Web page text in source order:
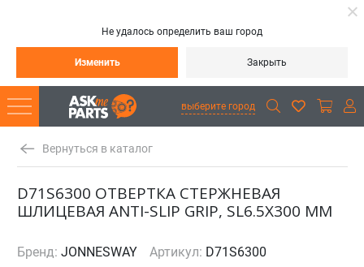
Не удалось определить ваш город
Изменить Закрыть
выберите город
Вернуться в каталог
D71S6300 ОТВЕРТКА СТЕРЖНЕВАЯ
ШЛИЦЕВАЯ ANTI-SLIP GRIP, SL6.5Х300 ММ
Бренд: JONNESWAY Артикул: D71S6300